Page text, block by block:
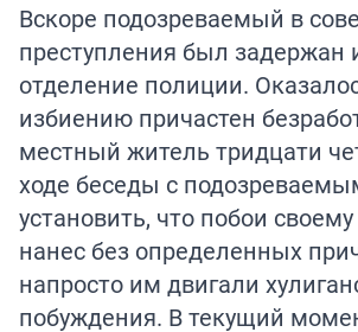
Вскоре подозреваемый в
преступления был задержан
отделение полиции.
избиению причастен
местный житель тридцати
ходе беседы с
установить, что побои
нанес без определенных
напросто им двигали
побуждения. В текущий